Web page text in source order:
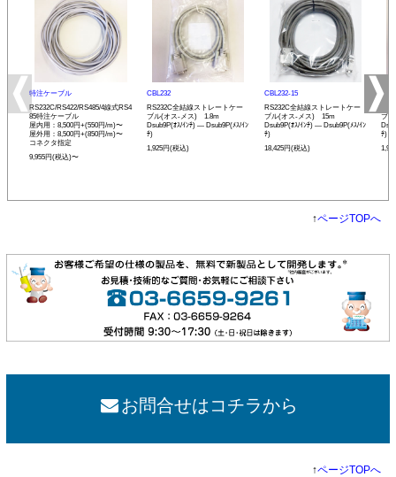
特注ケーブル
RS232C/RS422/RS485/4線式RS4
85特注ケーブル
屋内用：8,500円+(550円/m)〜
屋外用：8,500円+(850円/m)〜
コネクタ指定
9,955円(税込)〜
CBL232
RS232C全結線ストレートケー
ブル(オス-メス) 1.8m
Dsub9P(ｵｽ/ｲﾝﾁ) ― Dsub9P(ﾒｽ/ｲﾝ
ﾁ)
1,925円(税込)
CBL232-15
RS232C全結線ストレートケー
ブル(オス-メス) 15m
Dsub9P(ｵｽ/ｲﾝﾁ) ― Dsub9P(ﾒｽ/ｲﾝ
ﾁ)
18,425円(税込)
ブ
ﾁ)
↑ページTOPへ
お問合せはコチラから
↑ページTOPへ